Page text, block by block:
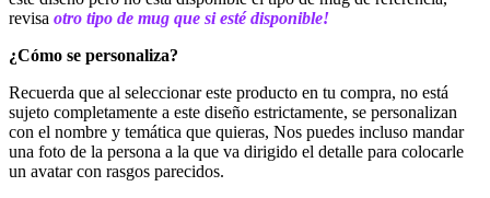
revisa otro tipo de mug que si esté disponible!
¿Cómo se personaliza?
Recuerda que al seleccionar este producto en tu compra, no está
sujeto completamente a este diseño estrictamente, se personalizan
con el nombre y temática que quieras, Nos puedes incluso mandar
una foto de la persona a la que va dirigido el detalle para colocarle
un avatar con rasgos parecidos.